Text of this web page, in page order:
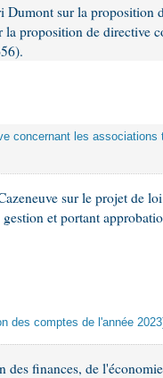
sur la proposition
proposition de directive
concernant les associations
sur le projet de
et portant
des comptes de l'année
finances, de